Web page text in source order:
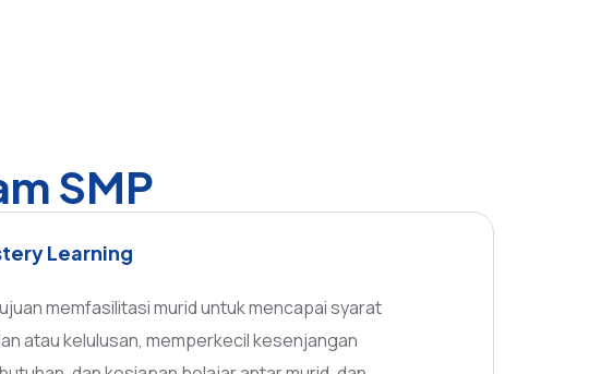
SMP
Learning
memfasilitasi murid untuk mencapai syarat
atau kelulusan, memperkecil kesenjangan